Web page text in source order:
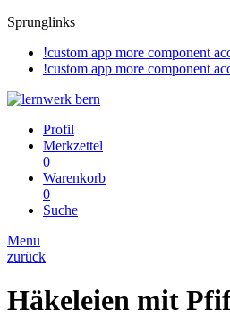
Sprunglinks
!custom app more component
!custom app more component
Profil
Merkzettel
0
Warenkorb
0
Suche
Menu
zurück
Häkeleien mit